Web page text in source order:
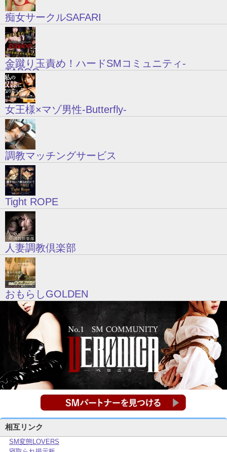
痴女サークルSAFARI
金蹴り玉責め！ハードSMコミュニティ-
TABOO-
女王様×マゾ男性-Butterfly-
調教マッチングサービス
Tight ROPE
人妻調教倶楽部
おもらしGOLDEN
相互リンク
SM変態LOVERS